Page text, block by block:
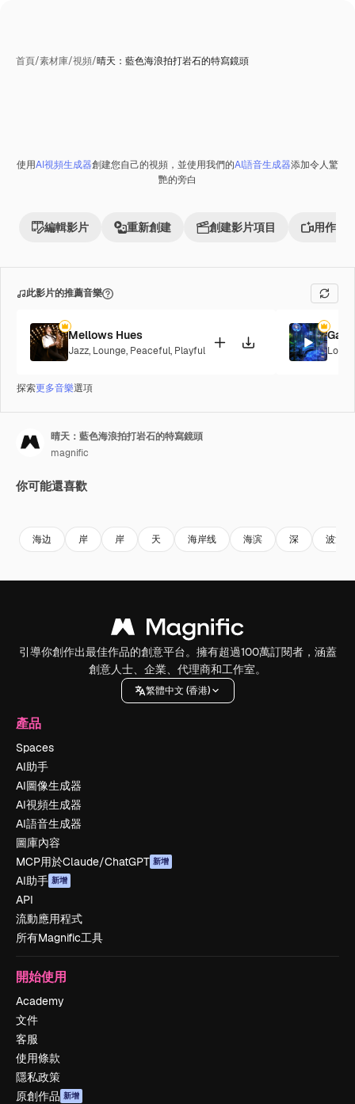
首頁/素材庫/視頻/晴天：藍色海浪拍打岩石的特寫鏡頭
使用AI視頻生成器創建您自己的視頻，並使用我們的AI語音生成器添加令人驚
艷的旁白
編輯影片 重新創建 創建影片項目 用作參
此影片的推薦音樂
Mellows Hues
Jazz, Lounge, Peaceful, Playful
探索更多音樂選項
晴天：藍色海浪拍打岩石的特寫鏡頭
magnific
你可能還喜歡
海边 岸 岸 天 海岸线 海滨 深 波浪
引導你創作出最佳作品的創意平台。擁有超過100萬訂閱者，涵蓋
創意人士、企業、代理商和工作室。
繁體中文 (香港)
產品
Spaces
AI助手
AI圖像生成器
AI視頻生成器
AI語音生成器
圖庫內容
MCP用於Claude/ChatGPT 新增
AI助手 新增
API
流動應用程式
所有Magnific工具
開始使用
Academy
文件
客服
使用條款
隱私政策
原創作品 新增